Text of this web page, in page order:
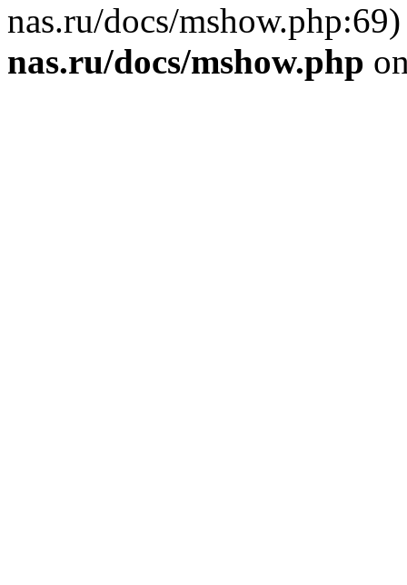
nas.ru/docs/
nas.ru/docs/mshow.php